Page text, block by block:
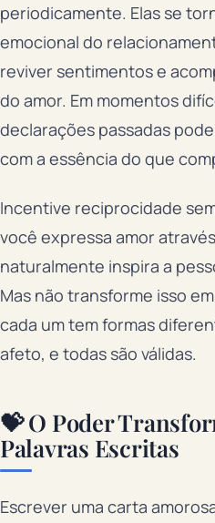
periodicamente. Elas se
emocional do
reviver sentimentos e
do amor. Em momentos
declarações passadas
com a essência do que
Incentive reciprocidade
você expressa amor
naturalmente inspira a
Mas não transforme isso
cada um tem formas
afeto, e todas são válidas.
💝 O Poder
Palavras Escritas
Escrever uma carta